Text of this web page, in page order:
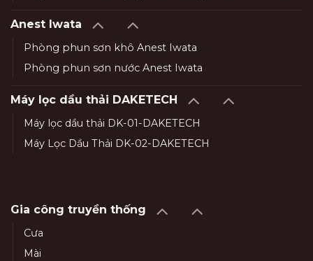
Anest Iwata
Phòng phun sơn khô Anest Iwata
Phòng phun sơn nước Anest Iwata
Máy lọc dầu thải DAKETECH
Máy lọc dầu thải DK-01-DAKETECH
Máy Lọc Dầu Thải DK-02-DAKETECH
Gia công truyền thống
Cưa
Mài